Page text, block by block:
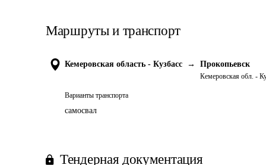
Маршруты и транспорт
Кемеровская область - Кузбасс → Прокопьевск
Кемеровская обл. -
Варианты транспорта
самосвал
Тендерная документация